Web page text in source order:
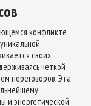
конфликте
своих
четкой
переговоров. Эта
и энергетической